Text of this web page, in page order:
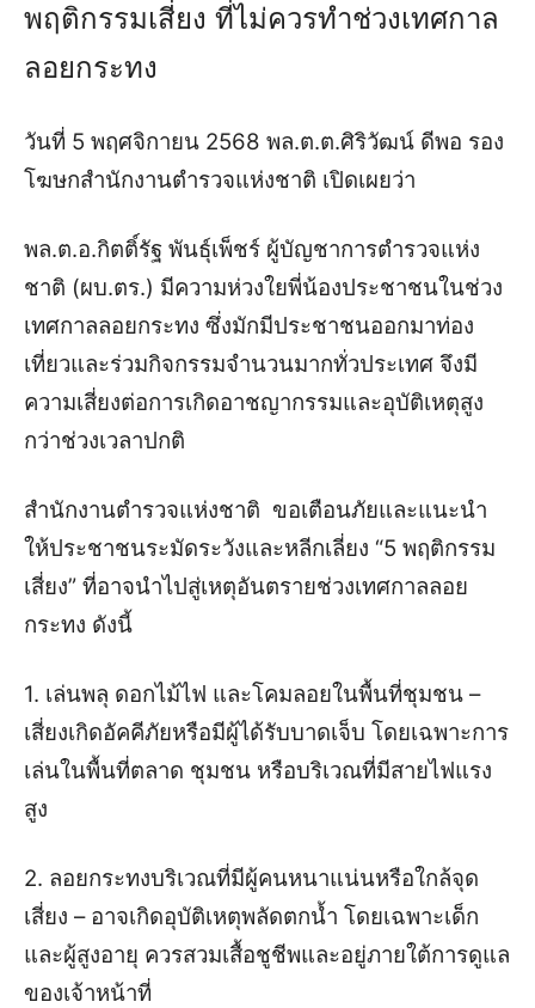
พฤติกรรมเสี่ยง ที่ไม่ควรทำช่วงเทศกาล
ลอยกระทง
วันที่ 5 พฤศจิกายน 2568 พล.ต.ต.ศิริวัฒน์ ดีพอ รอง
โฆษกสำนักงานตำรวจแห่งชาติ เปิดเผยว่า
พล.ต.อ.กิตติ์รัฐ พันธุ์เพ็ชร์ ผู้บัญชาการตำรวจแห่ง
ชาติ (ผบ.ตร.) มีความห่วงใยพี่น้องประชาชนในช่วง
เทศกาลลอยกระทง ซึ่งมักมีประชาชนออกมาท่อง
เที่ยวและร่วมกิจกรรมจำนวนมากทั่วประเทศ จึงมี
ความเสี่ยงต่อการเกิดอาชญากรรมและอุบัติเหตุสูง
กว่าช่วงเวลาปกติ
สำนักงานตำรวจแห่งชาติ ขอเตือนภัยและแนะนำ
ให้ประชาชนระมัดระวังและหลีกเลี่ยง “5 พฤติกรรม
เสี่ยง” ที่อาจนำไปสู่เหตุอันตรายช่วงเทศกาลลอย
กระทง ดังนี้
1. เล่นพลุ ดอกไม้ไฟ และโคมลอยในพื้นที่ชุมชน –
เสี่ยงเกิดอัคคีภัยหรือมีผู้ได้รับบาดเจ็บ โดยเฉพาะการ
เล่นในพื้นที่ตลาด ชุมชน หรือบริเวณที่มีสายไฟแรง
สูง
2. ลอยกระทงบริเวณที่มีผู้คนหนาแน่นหรือใกล้จุด
เสี่ยง – อาจเกิดอุบัติเหตุพลัดตกน้ำ โดยเฉพาะเด็ก
และผู้สูงอายุ ควรสวมเสื้อชูชีพและอยู่ภายใต้การดูแล
ของเจ้าหน้าที่